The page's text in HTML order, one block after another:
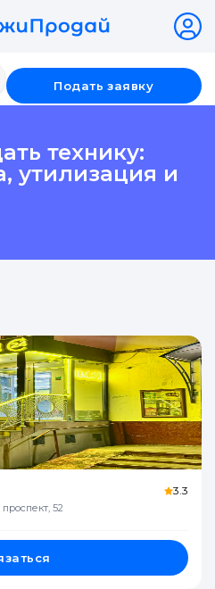
Подать заявку
технику:
утилизация и
52
3.3